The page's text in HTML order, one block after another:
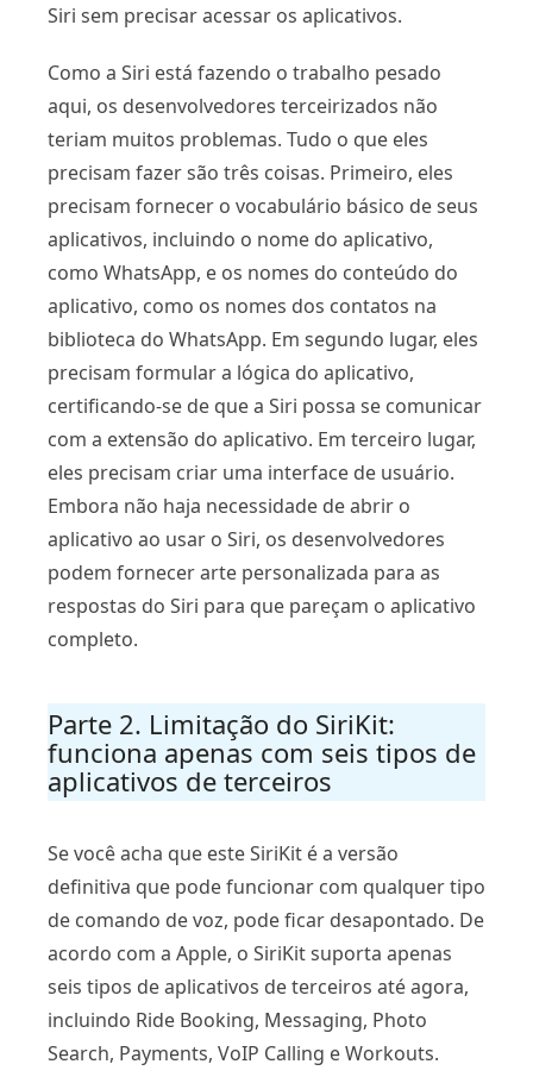
Siri sem precisar acessar os aplicativos.
Como a Siri está fazendo o trabalho pesado
aqui, os desenvolvedores terceirizados não
teriam muitos problemas. Tudo o que eles
precisam fazer são três coisas. Primeiro, eles
precisam fornecer o vocabulário básico de seus
aplicativos, incluindo o nome do aplicativo,
como WhatsApp, e os nomes do conteúdo do
aplicativo, como os nomes dos contatos na
biblioteca do WhatsApp. Em segundo lugar, eles
precisam formular a lógica do aplicativo,
certificando-se de que a Siri possa se comunicar
com a extensão do aplicativo. Em terceiro lugar,
eles precisam criar uma interface de usuário.
Embora não haja necessidade de abrir o
aplicativo ao usar o Siri, os desenvolvedores
podem fornecer arte personalizada para as
respostas do Siri para que pareçam o aplicativo
completo.
Parte 2. Limitação do SiriKit:
funciona apenas com seis tipos de
aplicativos de terceiros
Se você acha que este SiriKit é a versão
definitiva que pode funcionar com qualquer tipo
de comando de voz, pode ficar desapontado. De
acordo com a Apple, o SiriKit suporta apenas
seis tipos de aplicativos de terceiros até agora,
incluindo Ride Booking, Messaging, Photo
Search, Payments, VoIP Calling e Workouts.